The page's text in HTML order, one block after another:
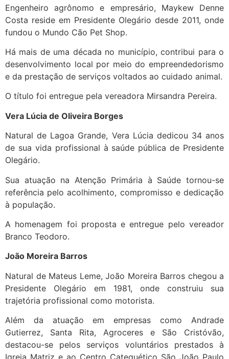
Engenheiro agrônomo e empresário, Maykew Denne
Costa reside em Presidente Olegário desde 2011, onde
fundou o Mundo Cão Pet Shop.
Há mais de uma década no município, contribui para o
desenvolvimento local por meio do empreendedorismo
e da prestação de serviços voltados ao cuidado animal.
O título foi entregue pela vereadora Mirsandra Pereira.
Vera Lúcia de Oliveira Borges
Natural de Lagoa Grande, Vera Lúcia dedicou 34 anos
de sua vida profissional à saúde pública de Presidente
Olegário.
Sua atuação na Atenção Primária à Saúde tornou-se
referência pelo acolhimento, compromisso e dedicação
à população.
A homenagem foi proposta e entregue pelo vereador
Branco Teodoro.
João Moreira Barros
Natural de Mateus Leme, João Moreira Barros chegou a
Presidente Olegário em 1981, onde construiu sua
trajetória profissional como motorista.
Além da atuação em empresas como Andrade
Gutierrez, Santa Rita, Agroceres e São Cristóvão,
destacou-se pelos serviços voluntários prestados à